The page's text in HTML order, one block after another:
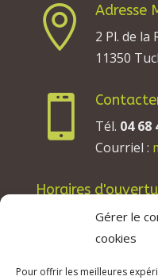
Gérer le
cookies
Pour offrir les meilleures

Adresse
2 Pl. de la
11350

Tél. 04 68
Courriel :
Horaires
Les lundis, mardis
13h30 à 17h30.